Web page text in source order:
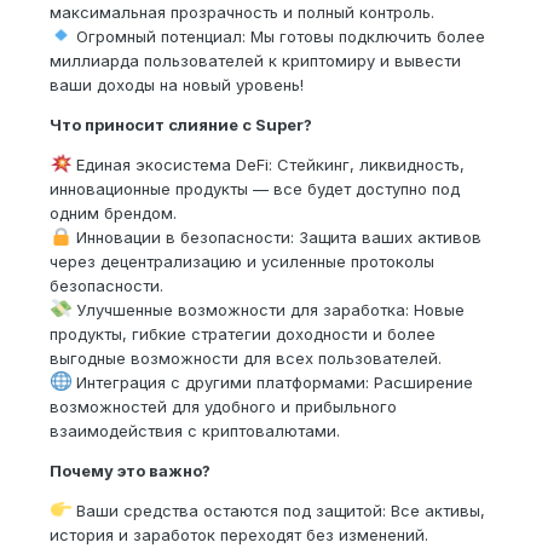
максимальная прозрачность и полный контроль.
Огромный потенциал: Мы готовы подключить более
миллиарда пользователей к криптомиру и вывести
ваши доходы на новый уровень!
Что приносит слияние с Super?
Единая экосистема DeFi: Стейкинг, ликвидность,
инновационные продукты — все будет доступно под
одним брендом.
Инновации в безопасности: Защита ваших активов
через децентрализацию и усиленные протоколы
безопасности.
Улучшенные возможности для заработка: Новые
продукты, гибкие стратегии доходности и более
выгодные возможности для всех пользователей.
Интеграция с другими платформами: Расширение
возможностей для удобного и прибыльного
взаимодействия с криптовалютами.
Почему это важно?
Ваши средства остаются под защитой: Все активы,
история и заработок переходят без изменений.